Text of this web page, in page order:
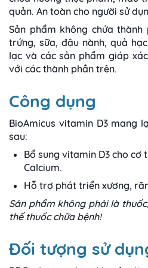
quản. An toàn cho người sử
Sản phẩm không chứa
trứng, sữa, đậu nành, quả
lạc và các sản phẩm giáp
với các thành phần trên.
Công dụng
BioAmicus vitamin D3 mang
sau:
Bổ sung vitamin D3 cho cơ
Calcium.
Hỗ trợ phát triển xương,
Sản phẩm không phải là
thế thuốc chữa bệnh!
Đối tượng sử